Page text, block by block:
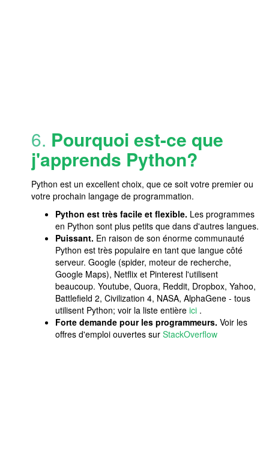
6. Pourquoi est-ce que
j'apprends Python?
Python est un excellent choix, que ce soit votre premier ou
votre prochain langage de programmation.
Python est très facile et flexible. Les programmes
en Python sont plus petits que dans d'autres langues.
Puissant. En raison de son énorme communauté
Python est très populaire en tant que langue côté
serveur. Google (spider, moteur de recherche,
Google Maps), Netflix et Pinterest l'utilisent
beaucoup. Youtube, Quora, Reddit, Dropbox, Yahoo,
Battlefield 2, Civilization 4, NASA, AlphaGene - tous
utilisent Python; voir la liste entièreici .
Forte demande pour les programmeurs. Voir les
offres d'emploi ouvertes surStackOverflow